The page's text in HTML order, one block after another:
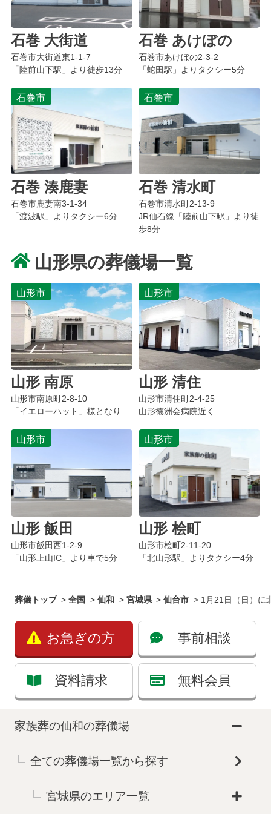
石巻 大街道
石巻市大街道東1-1-7
「陸前山下駅」より徒歩13分
石巻 あけぼの
石巻市あけぼの2-3-2
「蛇田駅」よりタクシー5分
石巻市
石巻 湊鹿妻
石巻市鹿妻南3-1-34
「渡波駅」よりタクシー6分
石巻市
石巻 清水町
石巻市清水町2-13-9
JR仙石線「陸前山下駅」より徒
歩8分
山形県の葬儀場一覧
山形市
山形 南原
山形市南原町2-8-10
「イエローハット」様となり
山形市
山形 清住
山形市清住町2-4-25
山形徳洲会病院近く
山形市
山形 飯田
山形市飯田西1-2-9
「山形上山IC」より車で5分
山形市
山形 桧町
山形市桧町2-11-20
「北山形駅」よりタクシー4分
葬儀トップ >全国 >仙和 > 宮城県 >仙台市 > 1月21日（日）に
お急ぎの方 事前相談
資料請求 無料会員
家族葬の仙和の葬儀場
全ての葬儀場一覧から探す
宮城県のエリア一覧お得な会員価格!